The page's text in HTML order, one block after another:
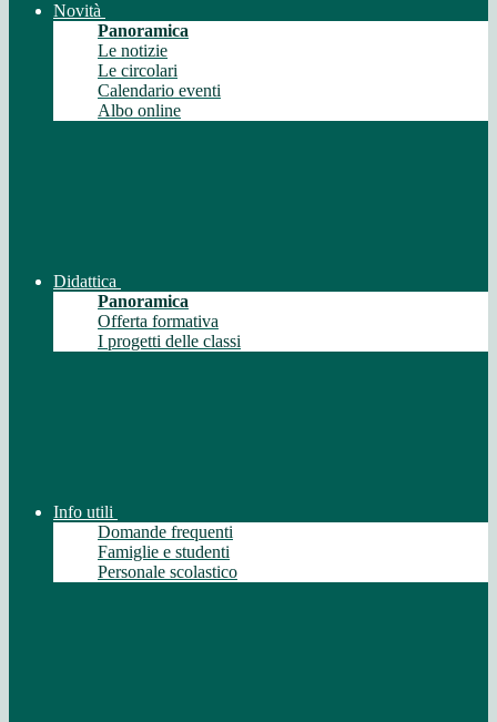
Novità
Panoramica
Le notizie
Le circolari
Calendario eventi
Albo online
Didattica
Panoramica
Offerta formativa
I progetti delle classi
Info utili
Domande frequenti
Famiglie e studenti
Personale scolastico